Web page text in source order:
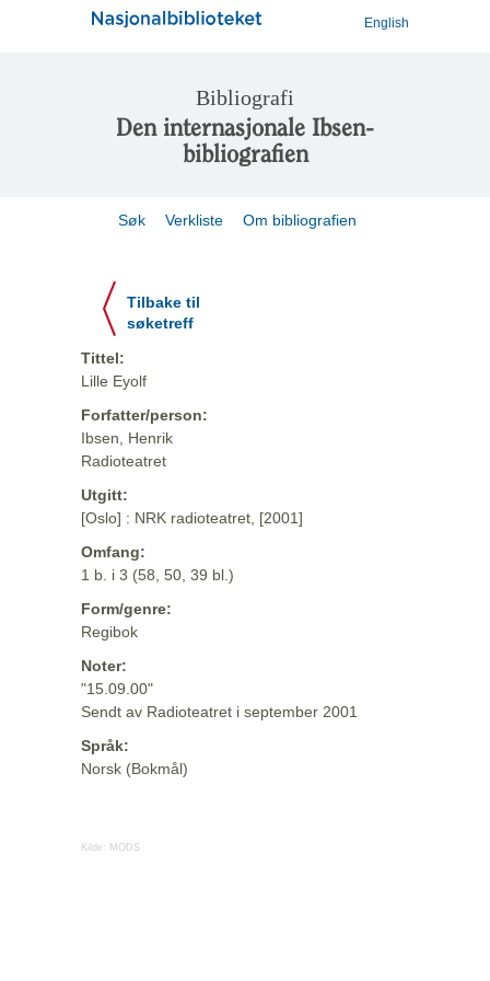
English
Bibliografi
Den internasjonale Ibsen-
bibliografien
Søk Verkliste Om bibliografien
Tilbake til
søketreff
Tittel:
Lille Eyolf
Forfatter/person:
Ibsen, Henrik
Radioteatret
Utgitt:
[Oslo] : NRK radioteatret, [2001]
Omfang:
1 b. i 3 (58, 50, 39 bl.)
Form/genre:
Regibok
Noter:
"15.09.00"
Sendt av Radioteatret i september 2001
Språk:
Norsk (Bokmål)
Kilde: MODS